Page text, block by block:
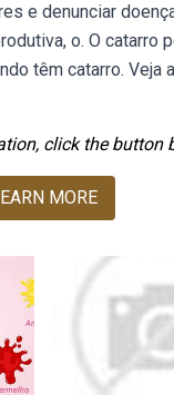
e denunciar
o. O catarro
têm catarro.
click the button
MORE